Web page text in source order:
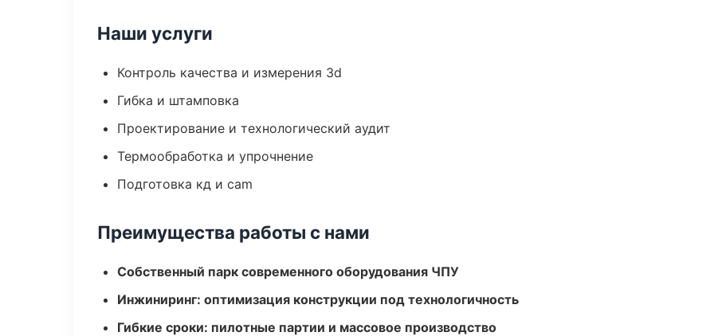
Наши услуги
Контроль качества и измерения 3d
Гибка и штамповка
Проектирование и технологический аудит
Термообработка и упрочнение
Подготовка кд и cam
Преимущества работы с нами
Собственный парк современного оборудования ЧПУ
Инжиниринг: оптимизация конструкции под технологичность
Гибкие сроки: пилотные партии и массовое производство